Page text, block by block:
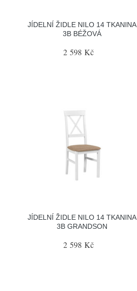
JÍDELNÍ ŽIDLE NILO 14 TKANINA
3B BÉŽOVÁ
2 598 Kč
JÍDELNÍ ŽIDLE NILO 14 TKANINA
3B GRANDSON
2 598 Kč